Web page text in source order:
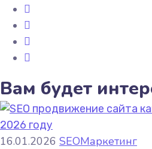
Вам будет
16.01.2026 SEOМаркетинг